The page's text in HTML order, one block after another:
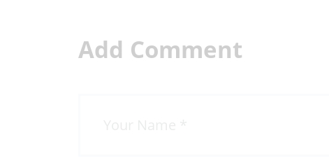
Add Comment